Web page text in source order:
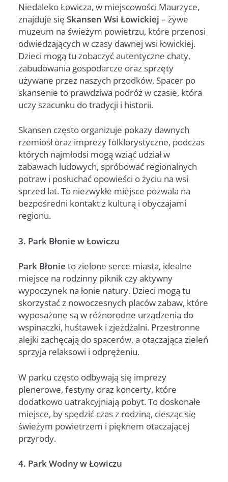
Niedaleko Łowicza, w miejscowości Maurzyce,
znajduje się Skansen Wsi Łowickiej – żywe
muzeum na świeżym powietrzu, które przenosi
odwiedzających w czasy dawnej wsi łowickiej.
Dzieci mogą tu zobaczyć autentyczne chaty,
zabudowania gospodarcze oraz sprzęty
używane przez naszych przodków. Spacer po
skansenie to prawdziwa podróż w czasie, która
uczy szacunku do tradycji i historii.
Skansen często organizuje pokazy dawnych
rzemiosł oraz imprezy folklorystyczne, podczas
których najmłodsi mogą wziąć udział w
zabawach ludowych, spróbować regionalnych
potraw i posłuchać opowieści o życiu na wsi
sprzed lat. To niezwykłe miejsce pozwala na
bezpośredni kontakt z kulturą i obyczajami
regionu.
3. Park Błonie w Łowiczu
Park Błonie to zielone serce miasta, idealne
miejsce na rodzinny piknik czy aktywny
wypoczynek na łonie natury. Dzieci mogą tu
skorzystać z nowoczesnych placów zabaw, które
wyposażone są w różnorodne urządzenia do
wspinaczki, huśtawek i zjeżdżalni. Przestronne
alejki zachęcają do spacerów, a otaczająca zieleń
sprzyja relaksowi i odprężeniu.
W parku często odbywają się imprezy
plenerowe, festyny oraz koncerty, które
dodatkowo uatrakcyjniają pobyt. To doskonałe
miejsce, by spędzić czas z rodziną, ciesząc się
świeżym powietrzem i pięknem otaczającej
przyrody.
4. Park Wodny w Łowiczu